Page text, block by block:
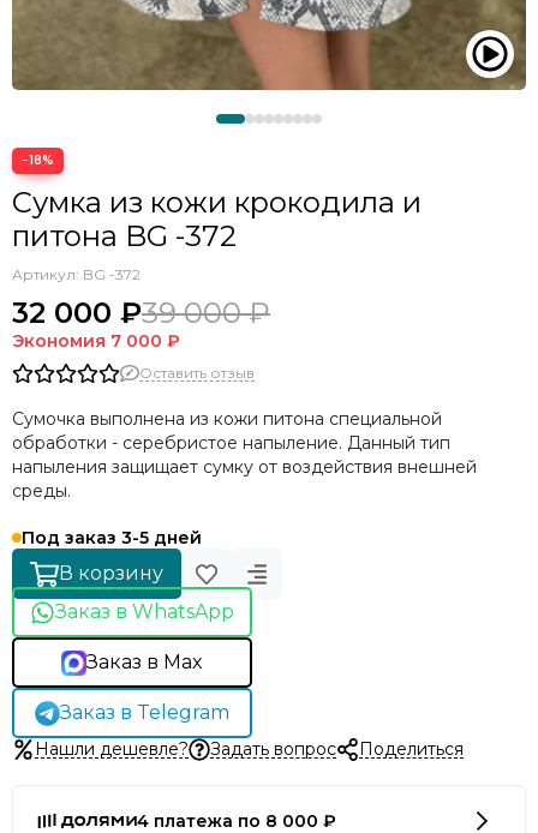
−18%
Сумка из кожи крокодила и
питона BG -372
Артикул: BG -372
32 000 ₽39 000 ₽
Экономия 7 000 ₽
Оставить отзыв
Сумочка выполнена из кожи питона специальной
обработки - серебристое напыление. Данный тип
напыления защищает сумку от воздействия внешней
среды.
Под заказ 3-5 дней
В корзину
Заказ в WhatsApp
Заказ в Max
Заказ в Telegram
Нашли дешевле? Задать вопрос Поделиться
4 платежа по 8 000 ₽